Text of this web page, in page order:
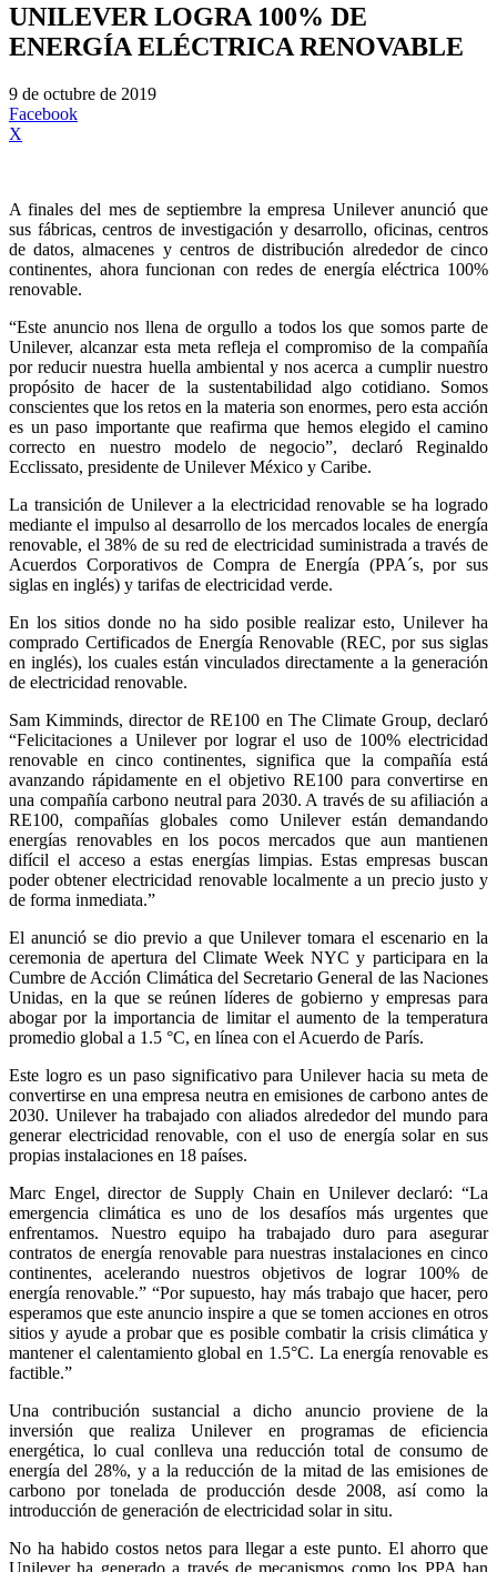
UNILEVER LOGRA 100% DE
ENERGÍA ELÉCTRICA RENOVABLE
9 de octubre de 2019
Facebook
X
A finales del mes de septiembre la empresa Unilever anunció que
sus fábricas, centros de investigación y desarrollo, oficinas, centros
de datos, almacenes y centros de distribución alrededor de cinco
continentes, ahora funcionan con redes de energía eléctrica 100%
renovable.
“Este anuncio nos llena de orgullo a todos los que somos parte de
Unilever, alcanzar esta meta refleja el compromiso de la compañía
por reducir nuestra huella ambiental y nos acerca a cumplir nuestro
propósito de hacer de la sustentabilidad algo cotidiano. Somos
conscientes que los retos en la materia son enormes, pero esta acción
es un paso importante que reafirma que hemos elegido el camino
correcto en nuestro modelo de negocio”, declaró Reginaldo
Ecclissato, presidente de Unilever México y Caribe.
La transición de Unilever a la electricidad renovable se ha logrado
mediante el impulso al desarrollo de los mercados locales de energía
renovable, el 38% de su red de electricidad suministrada a través de
Acuerdos Corporativos de Compra de Energía (PPA´s, por sus
siglas en inglés) y tarifas de electricidad verde.
En los sitios donde no ha sido posible realizar esto, Unilever ha
comprado Certificados de Energía Renovable (REC, por sus siglas
en inglés), los cuales están vinculados directamente a la generación
de electricidad renovable.
Sam Kimminds, director de RE100 en The Climate Group, declaró
“Felicitaciones a Unilever por lograr el uso de 100% electricidad
renovable en cinco continentes, significa que la compañía está
avanzando rápidamente en el objetivo RE100 para convertirse en
una compañía carbono neutral para 2030. A través de su afiliación a
RE100, compañías globales como Unilever están demandando
energías renovables en los pocos mercados que aun mantienen
difícil el acceso a estas energías limpias. Estas empresas buscan
poder obtener electricidad renovable localmente a un precio justo y
de forma inmediata.”
El anunció se dio previo a que Unilever tomara el escenario en la
ceremonia de apertura del Climate Week NYC y participara en la
Cumbre de Acción Climática del Secretario General de las Naciones
Unidas, en la que se reúnen líderes de gobierno y empresas para
abogar por la importancia de limitar el aumento de la temperatura
promedio global a 1.5 °C, en línea con el Acuerdo de París.
Este logro es un paso significativo para Unilever hacia su meta de
convertirse en una empresa neutra en emisiones de carbono antes de
2030. Unilever ha trabajado con aliados alrededor del mundo para
generar electricidad renovable, con el uso de energía solar en sus
propias instalaciones en 18 países.
Marc Engel, director de Supply Chain en Unilever declaró: “La
emergencia climática es uno de los desafíos más urgentes que
enfrentamos. Nuestro equipo ha trabajado duro para asegurar
contratos de energía renovable para nuestras instalaciones en cinco
continentes, acelerando nuestros objetivos de lograr 100% de
energía renovable.” “Por supuesto, hay más trabajo que hacer, pero
esperamos que este anuncio inspire a que se tomen acciones en otros
sitios y ayude a probar que es posible combatir la crisis climática y
mantener el calentamiento global en 1.5°C. La energía renovable es
factible.”
Una contribución sustancial a dicho anuncio proviene de la
inversión que realiza Unilever en programas de eficiencia
energética, lo cual conlleva una reducción total de consumo de
energía del 28%, y a la reducción de la mitad de las emisiones de
carbono por tonelada de producción desde 2008, así como la
introducción de generación de electricidad solar in situ.
No ha habido costos netos para llegar a este punto. El ahorro que
Unilever ha generado a través de mecanismos como los PPA han